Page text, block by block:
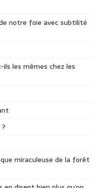
notre foie avec subtilité
ils les mêmes chez les
miraculeuse de la forêt